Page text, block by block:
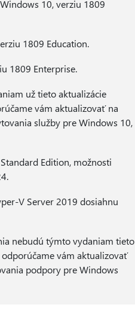
10, verziu 1809
1809 Education.
1809 Enterprise.
už tieto aktualizácie
vám aktualizovať na
služby pre Windows 10,
Edition, možnosti
V Server 2019 dosiahnu
nebudú týmto vydaniam tieto
vám aktualizovať
podpory pre Windows